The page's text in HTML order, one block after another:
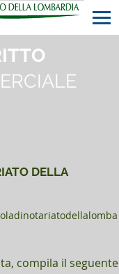
DELLA
compila il seguente